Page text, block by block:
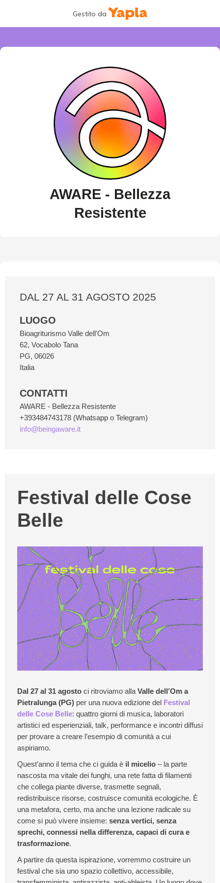
Gestito da
AWARE - Bellezza
Resistente
DAL 27 AL 31 AGOSTO 2025
LUOGO
Bioagriturismo Valle dell'Om
62, Vocabolo Tana
PG, 06026
Italia
CONTATTI
AWARE - Bellezza Resistente
+393484743178 (Whatsapp o Telegram)
info@beingaware.it
Festival delle Cose
Belle
Dal 27 al 31 agosto ci ritroviamo alla Valle dell’Om a
Pietralunga (PG) per una nuova edizione del Festival
delle Cose Belle: quattro giorni di musica, laboratori
artistici ed esperienziali, talk, performance e incontri diffusi
per provare a creare l’esempio di comunità a cui
aspiriamo.
Quest’anno il tema che ci guida è il micelio – la parte
nascosta ma vitale dei funghi, una rete fatta di filamenti
che collega piante diverse, trasmette segnali,
redistribuisce risorse, costruisce comunità ecologiche. È
una metafora, certo, ma anche una lezione radicale su
come si può vivere insieme: senza vertici, senza
sprechi, connessi nella differenza, capaci di cura e
trasformazione.
A partire da questa ispirazione, vorremmo costruire un
festival che sia uno spazio collettivo, accessibile,